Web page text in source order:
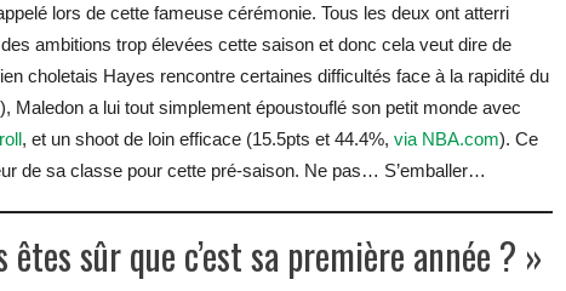
lors de cette fameuse cérémonie. Tous les deux ont atterri
ambitions trop élevées cette saison et donc cela veut dire de
choletais Hayes rencontre certaines difficultés face à la rapidité du
), Maledon a lui tout simplement époustouflé son petit monde avec
, et un shoot de loin efficace (15.5pts et 44.4%, via NBA.com). Ce
de sa classe pour cette pré-saison. Ne pas… S’emballer…
sûr que c’est sa première année ? »